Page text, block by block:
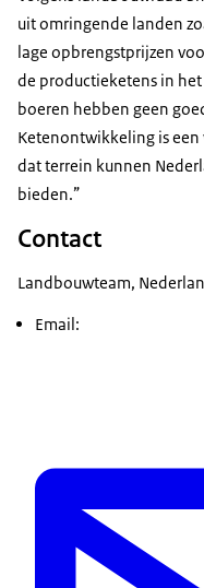
uit omringende landen
lage opbrengstprijzen
de productieketens in
boeren hebben geen
Ketenontwikkeling is een
dat terrein kunnen
bieden.”
Contact
Landbouwteam,
Email: